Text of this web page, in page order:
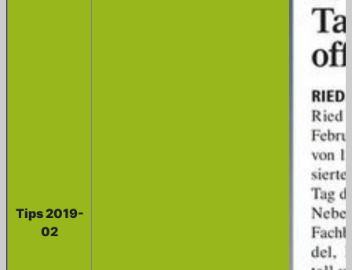
Tips 2019-
02